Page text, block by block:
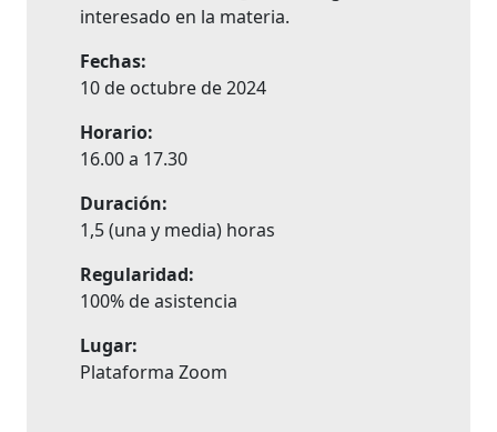
interesado en la materia.
Fechas:
10 de octubre de 2024
Horario:
16.00 a 17.30
Duración:
1,5 (una y media) horas
Regularidad:
100% de asistencia
Lugar:
Plataforma Zoom